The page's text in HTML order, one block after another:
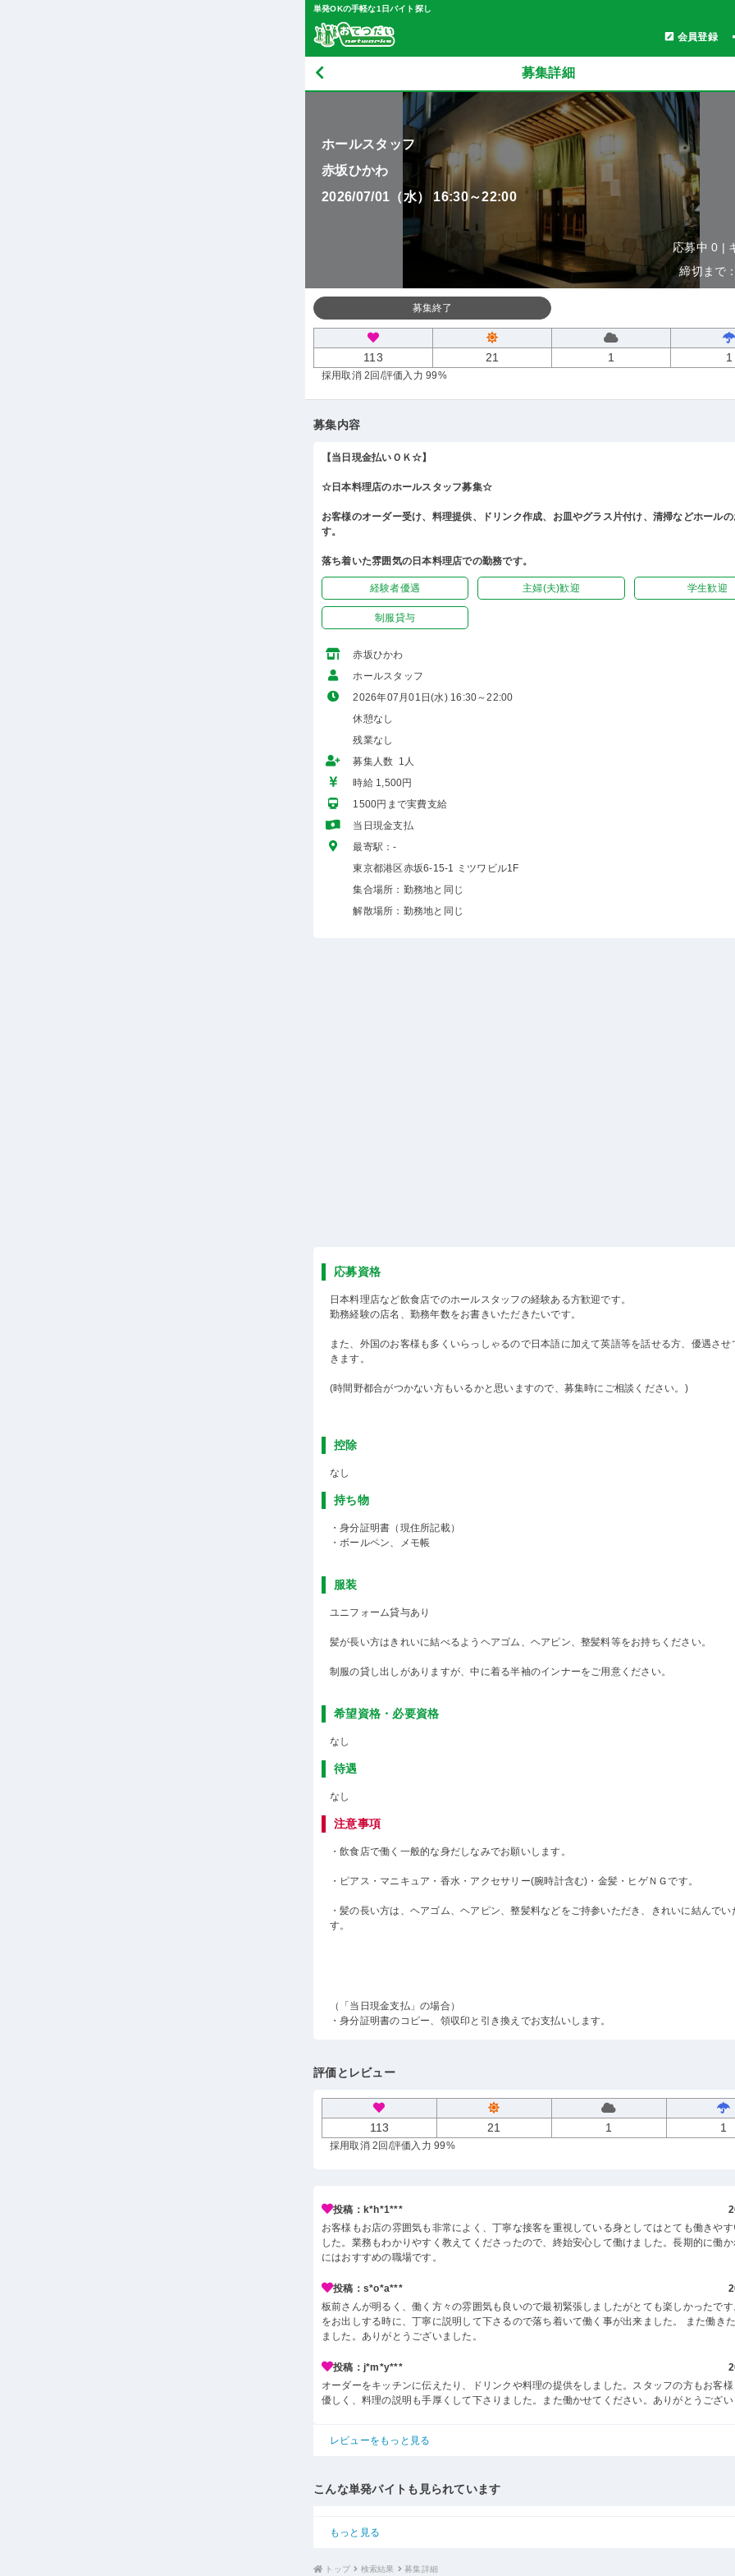
単発OKの手軽な1日バイト探し
会員登録
募集詳細
ホールスタッフ
赤坂ひかわ
2026/07/01（水） 16:30～22:00
応募中 0 |
締切まで
募集終了
113 21 1 1
採用取消 2回 /評価入力 99%
募集内容
【当日現金払いＯＫ☆】
☆日本料理店のホールスタッフ募集☆
お客様のオーダー受け、料理提供、ドリンク作成、お皿やグラス片付け、清掃などホール
す。
落ち着いた雰囲気の日本料理店での勤務です。
経験者優遇 主婦(夫)歓迎 学生歓迎
制服貸与
赤坂ひかわ
ホールスタッフ
2026年07月01日(水) 16:30～22:00
休憩なし
残業なし
募集人数 1人
時給 1,500円
1500円まで実費支給
当日現金支払
最寄駅：-
東京都港区赤坂6-15-1 ミツワビル1F
集合場所：勤務地と同じ
解散場所：勤務地と同じ
応募資格
日本料理店など飲食店でのホールスタッフの経験ある方歓迎です。
勤務経験の店名、勤務年数をお書きいただきたいです。
また、外国のお客様も多くいらっしゃるので日本語に加えて英語等を話せる方、優遇させ
きます。
(時間野都合がつかない方もいるかと思いますので、募集時にご相談ください。)
控除
なし
持ち物
・身分証明書（現住所記載）
・ボールペン、メモ帳
服装
ユニフォーム貸与あり
髪が長い方はきれいに結べるようヘアゴム、ヘアピン、整髪料等をお持ちください。
制服の貸し出しがありますが、中に着る半袖のインナーをご用意ください。
希望資格・必要資格
なし
待遇
なし
注意事項
・飲食店で働く一般的な身だしなみでお願いします。
・ピアス・マニキュア・香水・アクセサリー(腕時計含む)・金髪・ヒゲＮＧです。
・髪の長い方は、ヘアゴム、ヘアピン、整髪料などをご持参いただき、きれいに結んでい
す。
（「当日現金支払」の場合）
・身分証明書のコピー、領収印と引き換えでお支払いします。
評価とレビュー
113 21 1 1
採用取消 2回 /評価入力 99%
投稿：k*h*1***
お客様もお店の雰囲気も非常によく、丁寧な接客を重視している身としてはとても働きや
した。業務もわかりやすく教えてくださったので、終始安心して働けました。長期的に働
にはおすすめの職場です。
投稿：s*o*a***
板前さんが明るく、働く方々の雰囲気も良いので最初緊張しましたがとても楽しかったで
をお出しする時に、丁寧に説明して下さるので落ち着いて働く事が出来ました。 また働き
ました。ありがとうございました。
投稿：j*m*y***
オーダーをキッチンに伝えたり、ドリンクや料理の提供をしました。スタッフの方もお客
優しく、料理の説明も手厚くして下さりました。また働かせてください。ありがとうござ
レビューをもっと見る
こんな単発バイトも見られています
もっと見る
トップ 検索結果 募集詳細